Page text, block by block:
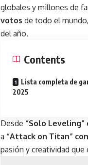
globales y millones de
votos de todo el
del año.
Contents
Lista completa de
2025
Desde “Solo
a “Attack on Titan”
pasión y creatividad que